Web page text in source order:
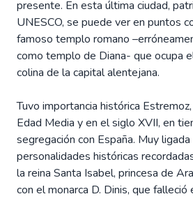
presente. En esta última ciudad,
UNESCO, se puede ver en puntos
famoso templo romano
como templo de Diana- que ocupa
colina de la capital alentejana.
Tuvo importancia histórica
Edad Media y en el siglo XVII, en
segregación con España. Muy
personalidades históricas
la reina Santa Isabel, princesa de
con el monarca D. Dinis, que